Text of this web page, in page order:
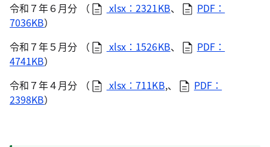
令和７年６月分 （
xlsx：2321KB、
PDF：
7036KB）
令和７年５月分 （
xlsx：1526KB、
PDF：
4741KB）
令和７年４月分 （
xlsx：711KB,、
PDF：
2398KB）